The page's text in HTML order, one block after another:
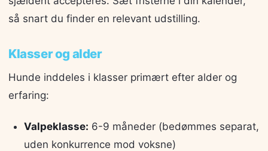
så snart du finder en relevant udstilling.
Klasser og alder
Hunde inddeles i klasser primært efter alder og
erfaring:
Valpeklasse: 6-9 måneder (bedømmes separat,
uden konkurrence mod voksne)